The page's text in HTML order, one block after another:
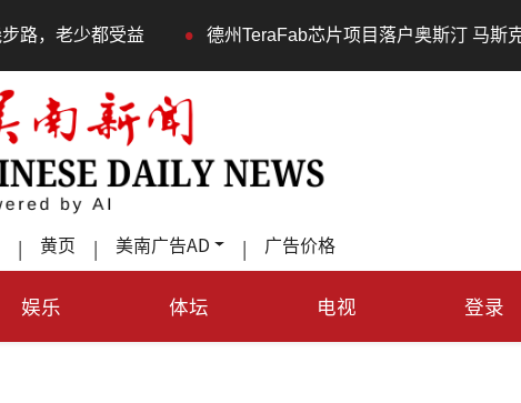
• 德州TeraFab芯片项目落户奥斯汀 马斯克宣布投资200亿美
| 黄页 | 美南广告AD | 广告价格
娱乐 体坛 电视 登录